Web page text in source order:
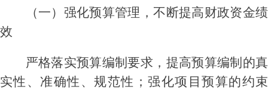
（一）强化预算管理，不断提高财政资金绩
效
严格落实预算编制要求，提高预算编制的真
实性、准确性、规范性；强化项目预算的约束